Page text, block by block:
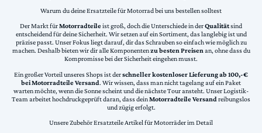
Warum du deine Ersatzteile für Motorrad bei uns bestellen solltest
Der Markt fürMotorradteileist groß, doch die Unterschiede in derQualitätsind
entscheidend für deine Sicherheit. Wir setzen auf ein Sortiment, das langlebig ist und
präzise passt. Unser Fokus liegt darauf, dir das Schrauben so einfach wie möglich zu
machen. Deshalb bieten wir dir alle Komponentenzu besten Preisenan, ohne dass du
Kompromisse bei der Sicherheit eingehen musst.
Ein großer Vorteil unseres Shops ist derschneller kostenloser Lieferung ab 100,-€
bei Motorradteile Versand. Wir wissen, dass man nicht tagelang auf ein Paket
warten möchte, wenn die Sonne scheint und die nächste Tour ansteht. Unser Logistik-
Team arbeitet hochdruckgeprüft daran, dass deinMotorradteile Versand reibungslos
und zügig erfolgt.
Unsere Zubehör Ersatzteile Artikel für Motorräder im Detail